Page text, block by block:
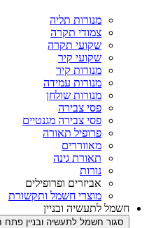
מנורות תליה
צמודי תקרה
שקועי תקרה
שקועי קיר
מנורות קיר
מנורות עמידה
מנורות שולחן
פסי צבירה
פסי צבירה מגנטיים
פרופיל תאורה
מאווררים
תאורת גינה
נורות
אביזרים ופרופילים
מוצרי חשמל ותקשורת
חשמל לתעשיה ובניין
סגור חשמל לתעשיה ובניין פתח